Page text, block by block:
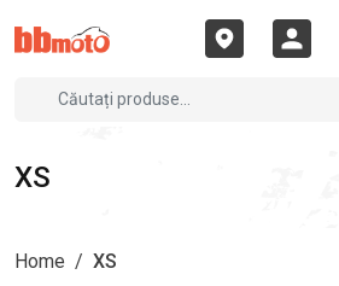
XS
Home / XS